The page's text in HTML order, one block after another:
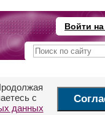
Войти
с
данных